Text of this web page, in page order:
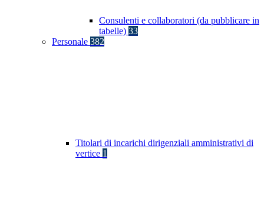
Consulenti e collaboratori (da pubblicare in
tabelle) 33
Personale 382
Titolari di incarichi dirigenziali amministrativi di
vertice 1